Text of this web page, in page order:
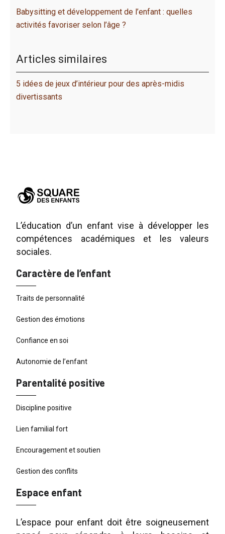
Babysitting et développement de l’enfant : quelles
activités favoriser selon l’âge ?
Articles similaires
5 idées de jeux d’intérieur pour des après-midis
divertissants
L’éducation d’un enfant vise à développer les
compétences académiques et les valeurs
sociales.
Caractère de l’enfant
Traits de personnalité
Gestion des émotions
Confiance en soi
Autonomie de l’enfant
Parentalité positive
Discipline positive
Lien familial fort
Encouragement et soutien
Gestion des conflits
Espace enfant
L’espace pour enfant doit être soigneusement